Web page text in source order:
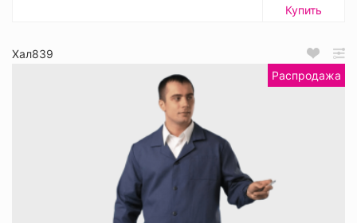
Купить
Хал839
Распродажа